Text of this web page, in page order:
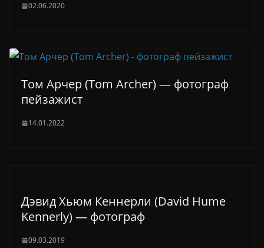
02.06.2020
Том Арчер (Tom Archer) — фотограф
пейзажист
14.01.2022
Дэвид Хьюм Кеннерли (David Hume
Kennerly) — фотограф
09.03.2019